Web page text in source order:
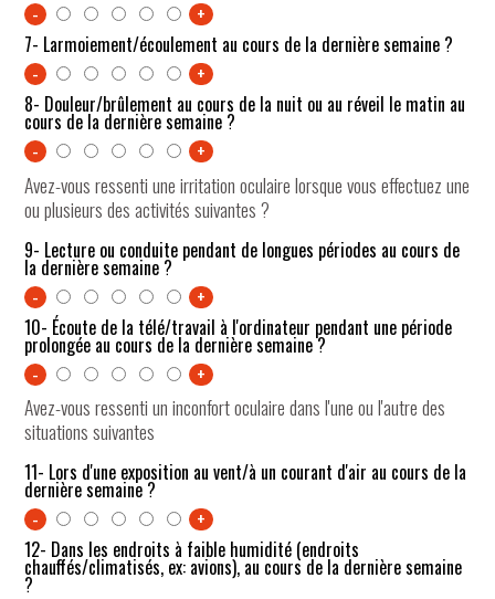
-
+
7- Larmoiement/écoulement au cours de la dernière semaine ?
-
+
8- Douleur/brûlement au cours de la nuit ou au réveil le matin au
cours de la dernière semaine ?
-
+
Avez-vous ressenti une irritation oculaire lorsque vous effectuez une
ou plusieurs des activités suivantes ?
9- Lecture ou conduite pendant de longues périodes au cours de
la dernière semaine ?
-
+
10- Écoute de la télé/travail à l'ordinateur pendant une période
prolongée au cours de la dernière semaine ?
-
+
Avez-vous ressenti un inconfort oculaire dans l'une ou l'autre des
situations suivantes
11- Lors d'une exposition au vent/à un courant d'air au cours de la
dernière semaine ?
-
+
12- Dans les endroits à faible humidité (endroits
chauffés/climatisés, ex: avions), au cours de la dernière semaine
?